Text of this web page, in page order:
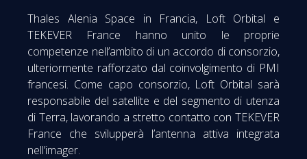
Thales Alenia Space in Francia, Loft Orbital e
TEKEVER France hanno unito le proprie
competenze nell’ambito di un accordo di consorzio,
ulteriormente rafforzato dal coinvolgimento di PMI
francesi. Come capo consorzio, Loft Orbital sarà
responsabile del satellite e del segmento di utenza
di Terra, lavorando a stretto contatto con TEKEVER
France che svilupperà l’antenna attiva integrata
nell’imager.